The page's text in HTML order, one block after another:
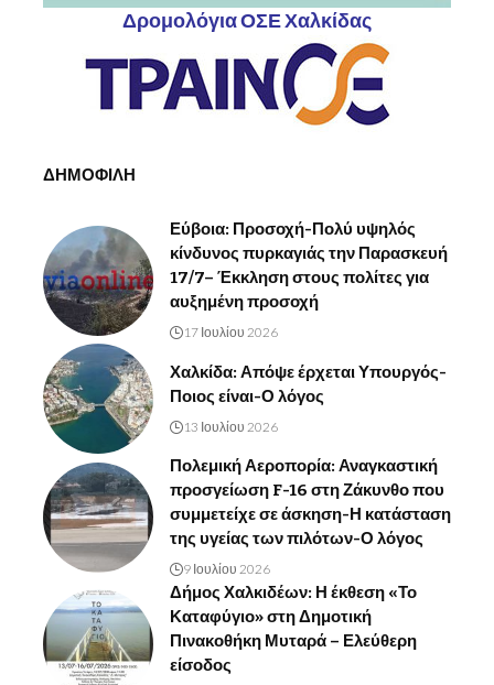
Δρομολόγια ΟΣΕ Χαλκίδας
ΔΗΜΟΦΙΛΗ
Εύβοια: Προσοχή-Πολύ υψηλός
κίνδυνος πυρκαγιάς την Παρασκευή
17/7– Έκκληση στους πολίτες για
αυξημένη προσοχή
17 Ιουλίου 2026
Χαλκίδα: Απόψε έρχεται Υπουργός-
Ποιος είναι-Ο λόγος
13 Ιουλίου 2026
Πολεμική Αεροπορία: Αναγκαστική
προσγείωση F-16 στη Ζάκυνθο που
συμμετείχε σε άσκηση-Η κατάσταση
της υγείας των πιλότων-Ο λόγος
9 Ιουλίου 2026
Δήμος Χαλκιδέων: Η έκθεση «Το
Καταφύγιο» στη Δημοτική
Πινακοθήκη Μυταρά – Ελεύθερη
είσοδος